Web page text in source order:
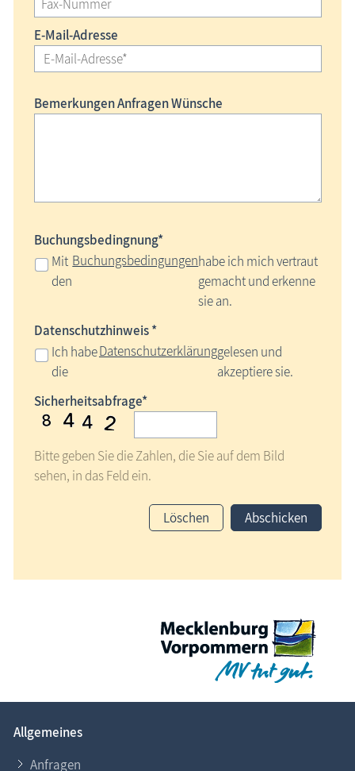
E-Mail-Adresse
Bemerkungen Anfragen Wünsche
Buchungsbedingnung*
Mit
den
Buchungsbedingungenhabe ich mich vertraut
gemacht und erkenne
sie an.
Datenschutzhinweis *
Ich habe
die
Datenschutzerklärunggelesen und
akzeptiere sie.
Sicherheitsabfrage*
Bitte geben Sie die Zahlen, die Sie auf dem Bild
sehen, in das Feld ein.
Löschen Abschicken
Allgemeines
Anfragen